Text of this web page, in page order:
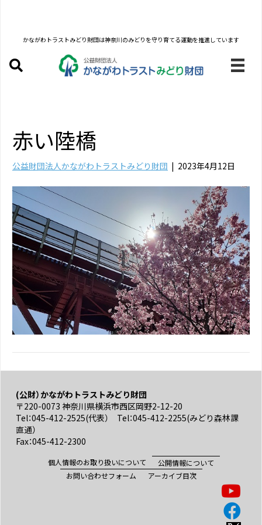
かながわトラストみどり財団は神奈川のみどりを守り育てる運動を推進しています
赤い陸橋
公益財団法人かながわトラストみどり財団 | 2023年4月12日
(公財）かながわトラストみどり財団
〒220-0073 神奈川県横浜市西区岡野2-12-20
Tel：045-412-2525(代表） Tel：045-412-2255(みどり森林課
直通）
Fax：045-412-2300
個人情報のお取り扱いについて
公開情報について
お問い合わせフォーム
アーカイブ目次